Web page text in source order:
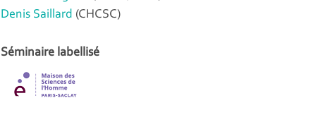
Denis Saillard (CHCSC)
Séminaire labellisé